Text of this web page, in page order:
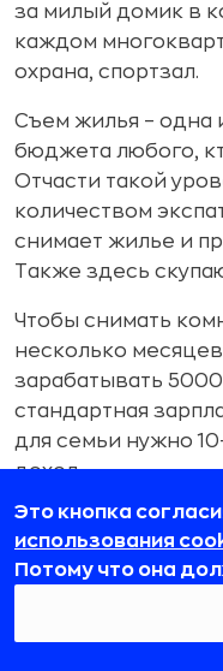
за милый домик в
каждом
охрана, спортзал.
Съем жилья – одна
бюджета любого,
Отчасти такой
количеством
снимает жилье и
Также здесь
Чтобы снимать
несколько
зарабатывать 5000
стандартная
для семьи нужно
доход.
«Девушки
Это кнопка
использования
Потому что она